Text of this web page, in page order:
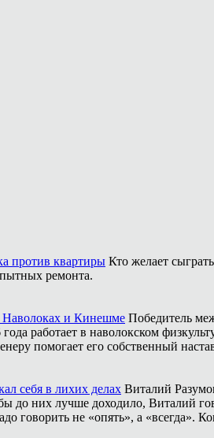
против квартиры Кто желает
ремонта.
Наволоках и Кинешме Победитель
работает в наволокском
помогает его собственный
себя в лихих делах Виталий
до них лучше доходило, Виталий
говорить не «опять», а «всегда».